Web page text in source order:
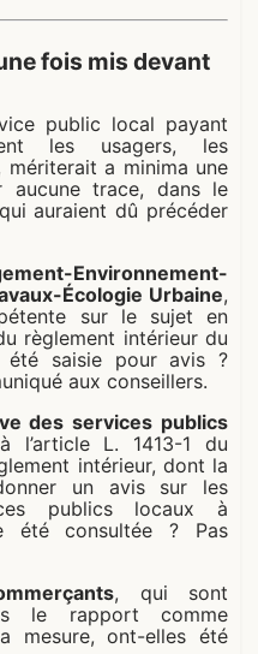
fois mis devant
public local payant
les usagers, les
mériterait a minima une
aucune trace, dans le
auraient dû précéder
Environnement-
Écologie Urbaine,
sur le sujet en
règlement intérieur du
été saisie pour avis ?
aux conseillers.
des services publics
l’article L. 1413-1 du
intérieur, dont la
un avis sur les
publics locaux à
été consultée ? Pas
, qui sont
le rapport comme
mesure, ont-elles été